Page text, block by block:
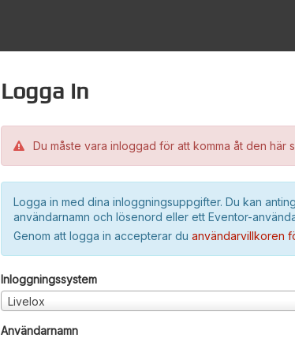
Logga in
Du måste vara inloggad för att komma åt den här
Logga in med dina inloggningsuppgifter. Du kan
användarnamn och lösenord eller ett Eventor-
Genom att logga in accepterar du användarvillkoren
Inloggningssystem
Livelox
Användarnamn